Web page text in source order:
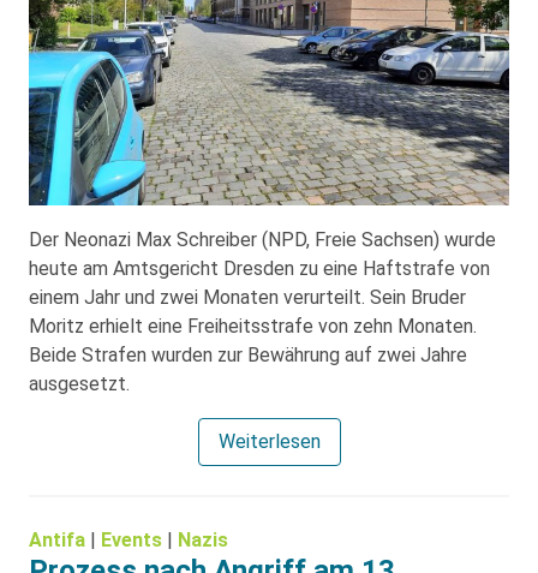
Der Neonazi Max Schreiber (NPD, Freie Sachsen) wurde
heute am Amtsgericht Dresden zu eine Haftstrafe von
einem Jahr und zwei Monaten verurteilt. Sein Bruder
Moritz erhielt eine Freiheitsstrafe von zehn Monaten.
Beide Strafen wurden zur Bewährung auf zwei Jahre
ausgesetzt.
Weiterlesen
Antifa | Events | Nazis